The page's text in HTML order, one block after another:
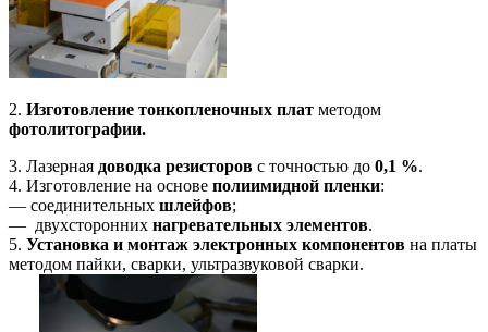
2. Изготовление тонкопленочных плат методом
фотолитографии.
3. Лазерная доводка резисторов с точностью до 0,1 %.
4. Изготовление на основе полиимидной пленки:
— соединительных шлейфов;
— двухсторонних нагревательных элементов.
5. Установка и монтаж электронных компонентов на платы
методом пайки, сварки, ультразвуковой сварки.